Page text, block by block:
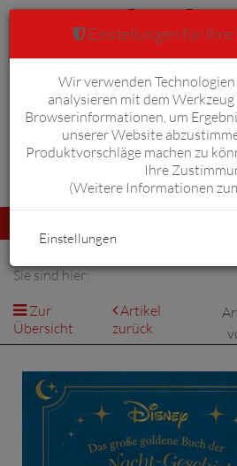
Anmelden
umschalten
Sie sind hier:
Zur
Übersicht
Artikel
zurück
Einstellungen für
Wir verwenden
analysieren mit dem
Browserinformationen, um
unserer Website
Produktvorschläge machen zu
Ihre
(Weitere Informationen
Einstellungen